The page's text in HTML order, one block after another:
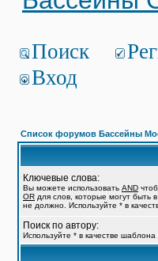
Поиск
Вход
Список форумов Бассейны
Ключевые слова:
Вы можете использовать AND
OR для слов, которые могут быть
не должно. Используйте * в
Поиск по автору:
Используйте * в качестве шаблона